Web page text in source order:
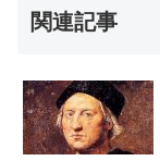
関連記事